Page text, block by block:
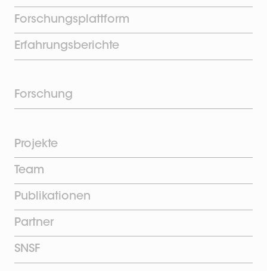
Forschungsplattform
Erfahrungsberichte
Forschung
Projekte
Team
Publikationen
Partner
SNSF